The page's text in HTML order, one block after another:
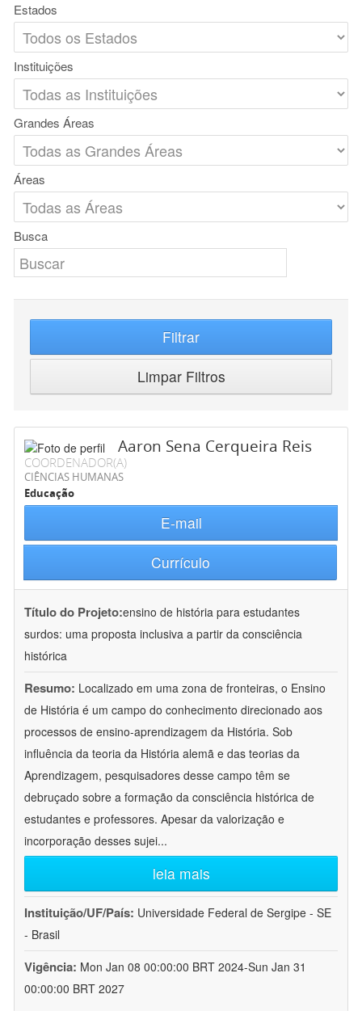
Estados
Instituições
Grandes Áreas
Áreas
Busca
Filtrar
Limpar Filtros
Aaron Sena Cerqueira Reis
COORDENADOR(A)
CIÊNCIAS HUMANAS
Educação
E-mail
Currículo
Título do Projeto:ensino de história para estudantes
surdos: uma proposta inclusiva a partir da consciência
histórica
Resumo: Localizado em uma zona de fronteiras, o Ensino
de História é um campo do conhecimento direcionado aos
processos de ensino-aprendizagem da História. Sob
influência da teoria da História alemã e das teorias da
Aprendizagem, pesquisadores desse campo têm se
debruçado sobre a formação da consciência histórica de
estudantes e professores. Apesar da valorização e
incorporação desses sujei...
leia mais
Instituição/UF/País: Universidade Federal de Sergipe - SE
- Brasil
Vigência: Mon Jan 08 00:00:00 BRT 2024-Sun Jan 31
00:00:00 BRT 2027